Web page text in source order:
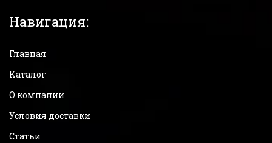
Навигация:
Главная
Каталог
О компании
Условия доставки
Статьи